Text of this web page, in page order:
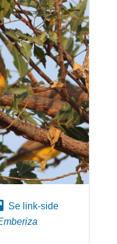
Se link-side